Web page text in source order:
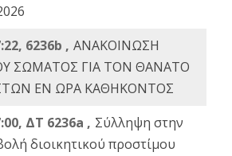
6236b , ΑΝΑΚΟΙΝΩΣΗ
ΣΩΜΑΤΟΣ ΓΙΑ ΤΟΝ ΘΑΝΑΤΟ
ΕΝ ΩΡΑ ΚΑΘΗΚΟΝΤΟΣ
ΔΤ 6236a , Σύλληψη στην
διοικητικού προστίμου